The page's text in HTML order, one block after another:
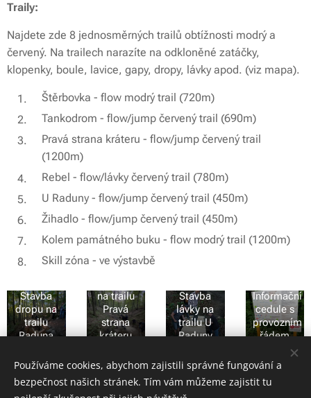
Traily:
Najdete zde 8 jednosměrných trailů obtížnosti modrý a
červený. Na trailech narazíte na odkloněné zatáčky,
klopenky, boule, lavice, gapy, dropy, lávky apod. (viz mapa).
Štěrbovka - flow modrý trail (720m)
Tankodrom - flow/jump červený trail (690m)
Pravá strana kráteru - flow/jump červený trail
(1200m)
Rebel - flow/lávky červený trail (780m)
U Raduny - flow/jump červený trail (450m)
Žihadlo - flow/jump červený trail (450m)
Kolem památného buku - flow modrý trail (1200m)
Skill zóna - ve výstavbě
Stavba
dropu na
trailu
Raduna
Rekonstrukce
na trailu
Pravá
strana
kráteru
Stavba
lávky na
trailu U
Raduny
Informační
cedule s
provozním
řádem
Používáme cookies, abychom zajistili správné fungování a
bezpečnost našich stránek. Tím vám můžeme zajistit tu